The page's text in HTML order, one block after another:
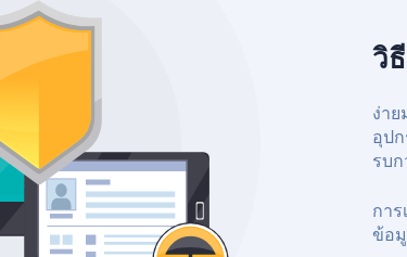
วิ
ง่า
อุป
รบ
กา
ข้อ